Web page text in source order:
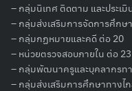
– กลุ่มนิเทศ ติดตาม และประเ
– กลุ่มส่งเสริมการจัดการศึกษ
– กลุ่มกฏหมายและคดี ต่อ 20
– หน่วยตรวจสอบภายใน ต่อ 23
– กลุ่มพัฒนาครูและบุคลากรท
– กลุ่มส่งเสริมการศึกษาทางไ